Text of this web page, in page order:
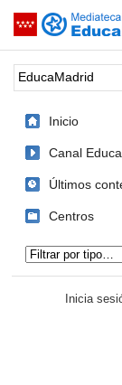
Saltar navegación
Palabra o frase:
Inicio
Canal
Últimos
Centros
Inicia